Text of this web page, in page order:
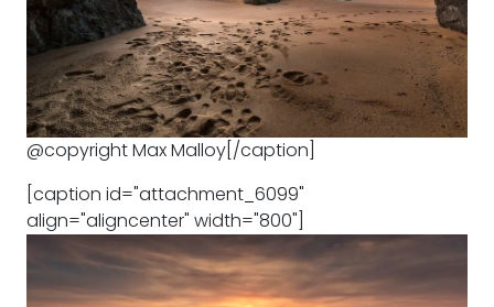
@copyright Max Malloy[/caption]
[caption id="attachment_6099"
align="aligncenter" width="800"]